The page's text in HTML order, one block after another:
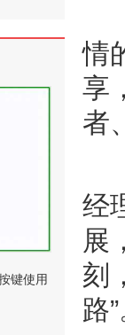
情
享
者
经
展
刻
路
键使用